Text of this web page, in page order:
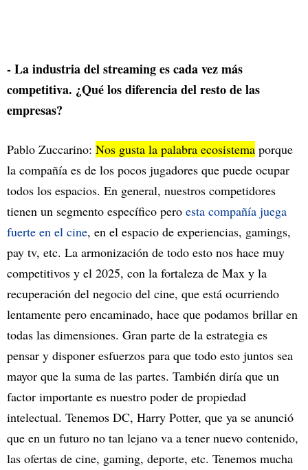
- La industria del streaming es cada vez más
competitiva. ¿Qué los diferencia del resto de las
empresas?
Pablo Zuccarino: Nos gusta la palabra ecosistema porque
la compañía es de los pocos jugadores que puede ocupar
todos los espacios. En general, nuestros competidores
tienen un segmento específico pero esta compañía juega
fuerte en el cine, en el espacio de experiencias, gamings,
pay tv, etc. La armonización de todo esto nos hace muy
competitivos y el 2025, con la fortaleza de Max y la
recuperación del negocio del cine, que está ocurriendo
lentamente pero encaminado, hace que podamos brillar en
todas las dimensiones. Gran parte de la estrategia es
pensar y disponer esfuerzos para que todo esto juntos sea
mayor que la suma de las partes. También diría que un
factor importante es nuestro poder de propiedad
intelectual. Tenemos DC, Harry Potter, que ya se anunció
que en un futuro no tan lejano va a tener nuevo contenido,
las ofertas de cine, gaming, deporte, etc. Tenemos mucha